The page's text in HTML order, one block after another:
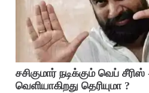
சசிகுமார் நடிக்கும் வெப்
வெளியாகிறது தெரியுமா ?